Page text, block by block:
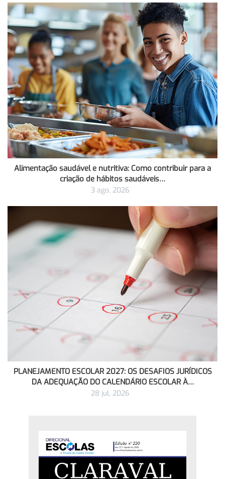
Alimentação saudável e nutritiva: Como contribuir para a
criação de hábitos saudáveis…
3 ago, 2026
PLANEJAMENTO ESCOLAR 2027: OS DESAFIOS JURÍDICOS
DA ADEQUAÇÃO DO CALENDÁRIO ESCOLAR À…
28 jul, 2026